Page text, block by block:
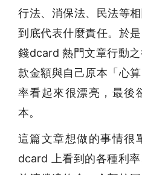
行法、消保法、民法等
到底代表什麼責任。於
錢dcard 熱門文章行動
款金額與自己原本「心
率看起來很漂亮，最後
本。
這篇文章想做的事情很
dcard 上看到的各種利